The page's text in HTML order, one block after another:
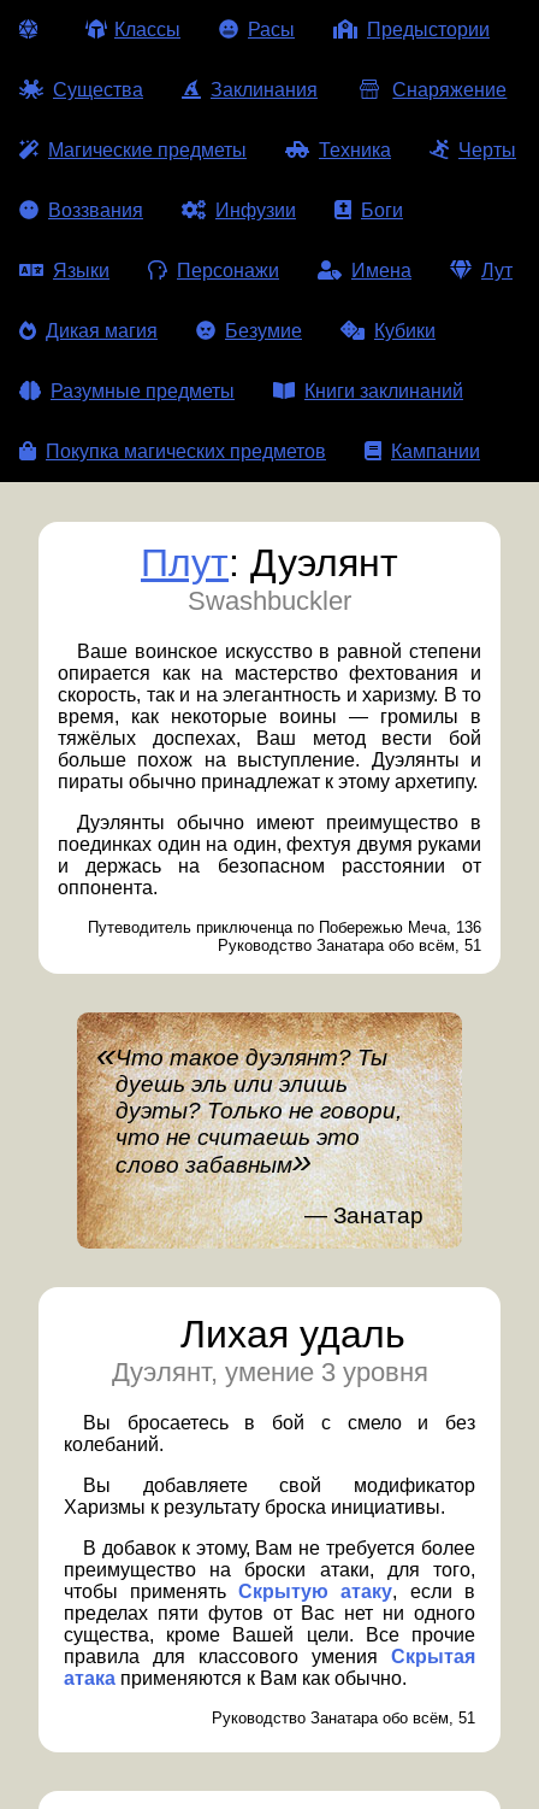
Классы Расы Предыстории
Существа Заклинания Снаряжение
Магические предметы Техника Черты
Воззвания Инфузии Боги
Языки Персонажи Имена Лут
Дикая магия Безумие Кубики
Разумные предметы Книги заклинаний
Покупка магических предметов Кампании
Плут: Дуэлянт
Swashbuckler
Ваше воинское искусство в равной степени
опирается как на мастерство фехтования и
скорость, так и на элегантность и харизму. В то
время, как некоторые воины — громилы в
тяжёлых доспехах, Ваш метод вести бой
больше похож на выступление. Дуэлянты и
пираты обычно принадлежат к этому архетипу.
Дуэлянты обычно имеют преимущество в
поединках один на один, фехтуя двумя руками
и держась на безопасном расстоянии от
оппонента.
Путеводитель приключенца по Побережью Меча, 136
Руководство Занатара обо всём, 51
Что такое дуэлянт? Ты
дуешь эль или элишь
дуэты? Только не говори,
что не считаешь это
слово забавным
Занатар
Лихая удаль
Дуэлянт, умение 3 уровня
Вы бросаетесь в бой с смело и без
колебаний.
Вы добавляете свой модификатор
Харизмы к результату броска инициативы.
В добавок к этому, Вам не требуется более
преимущество на броски атаки, для того,
чтобы применять Скрытую атаку, если в
пределах пяти футов от Вас нет ни одного
существа, кроме Вашей цели. Все прочие
правила для классового умения Скрытая
атака применяются к Вам как обычно.
Руководство Занатара обо всём, 51